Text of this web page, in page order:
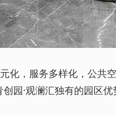
化，服务多样化，公共
园·观澜汇独有的园区